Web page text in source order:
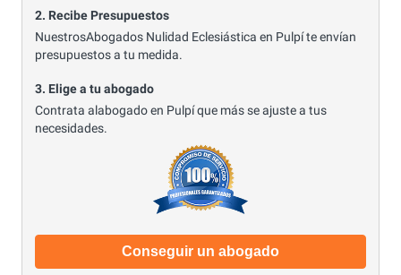
2. Recibe Presupuestos
NuestrosAbogados Nulidad Eclesiástica en Pulpí te envían
presupuestos a tu medida.
3. Elige a tu abogado
Contrata alabogado en Pulpí que más se ajuste a tus
necesidades.
Conseguir un abogado